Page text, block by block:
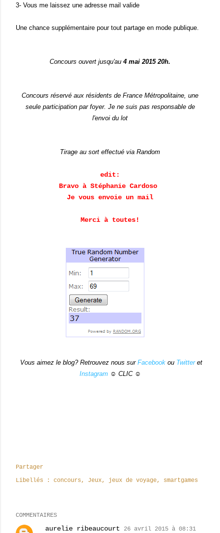
3- Vous me laissez une adresse mail valide
Une chance supplémentaire pour tout partage en mode publique.
Concours ouvert jusqu'au 4 mai 2015 20h.
Concours réservé aux résidents de France Métropolitaine, une
seule participation par foyer. Je ne suis pas responsable de
l'envoi du lot
Tirage au sort effectué via Random
edit:
Bravo à Stéphanie Cardoso
Je vous envoie un mail
Merci à toutes!
Vous aimez le blog? Retrouvez nous sur Facebookou Twitteret
Instagram☺ CLIC ☺
Partager
Libellés :
concours Jeux jeux de voyage smartgames
COMMENTAIRES
aurelie ribeaucourt 26 avril 2015 à 08:31